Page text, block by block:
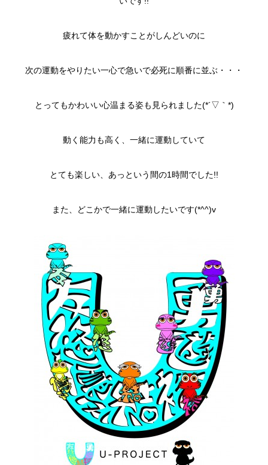
疲れて体を動かすことがしんどいのに
次の運動をやりたい一心で急いで必死に順番に並ぶ・・・
とってもかわいい心温まる姿も見られました(*´▽｀*)
動く能力も高く、一緒に運動していて
とても楽しい、あっという間の1時間でした!!
また、どこかで一緒に運動したいです(*^^)v